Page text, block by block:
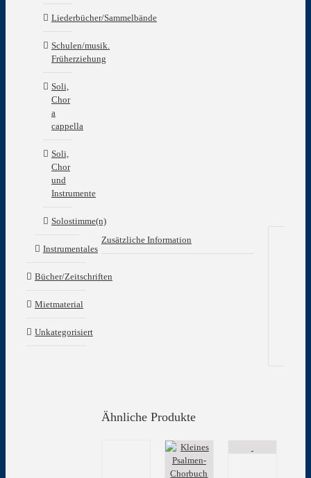
Zusätzliche Information
Ähnliche Produkte
Liederbücher/Sammelbände
Schulen/musik.
Früherziehung
Soli,
Chor
a
cappella
Soli,
Chor
und
Instrumente
Solostimme(n)
Instrumentales
Bücher/Zeitschriften
Mietmaterial
Unkategorisiert